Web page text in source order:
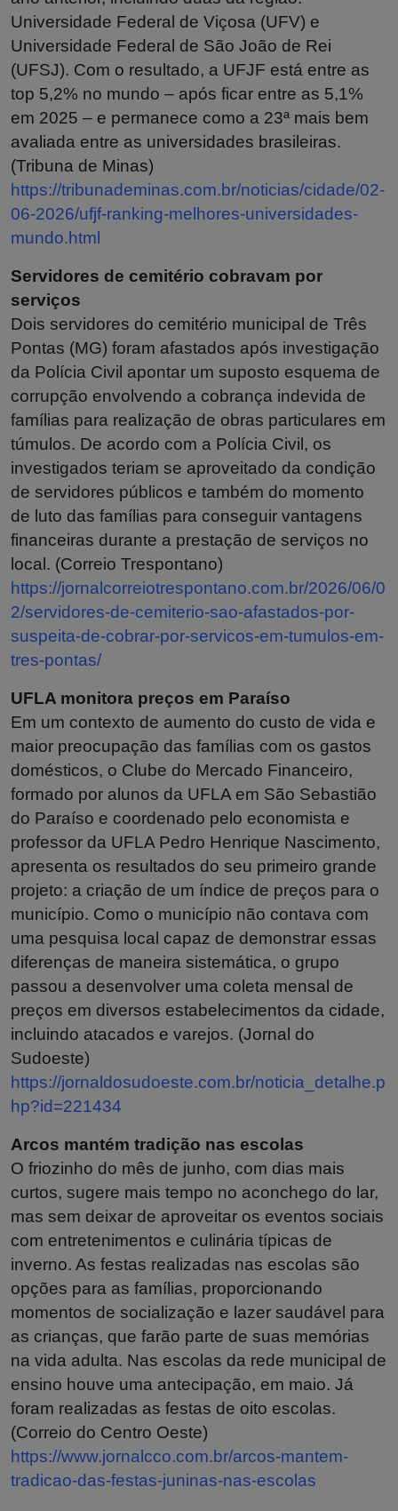
Universidade Federal de Viçosa (UFV) e
Universidade Federal de São João de Rei
(UFSJ). Com o resultado, a UFJF está entre as
top 5,2% no mundo – após ficar entre as 5,1%
em 2025 – e permanece como a 23ª mais bem
avaliada entre as universidades brasileiras.
(Tribuna de Minas)
https://tribunademinas.com.br/noticias/cidade/02-
06-2026/ufjf-ranking-melhores-universidades-
mundo.html
Servidores de cemitério cobravam por
serviços
Dois servidores do cemitério municipal de Três
Pontas (MG) foram afastados após investigação
da Polícia Civil apontar um suposto esquema de
corrupção envolvendo a cobrança indevida de
famílias para realização de obras particulares em
túmulos. De acordo com a Polícia Civil, os
investigados teriam se aproveitado da condição
de servidores públicos e também do momento
de luto das famílias para conseguir vantagens
financeiras durante a prestação de serviços no
local. (Correio Trespontano)
https://jornalcorreiotrespontano.com.br/2026/06/0
2/servidores-de-cemiterio-sao-afastados-por-
suspeita-de-cobrar-por-servicos-em-tumulos-em-
tres-pontas/
UFLA monitora preços em Paraíso
Em um contexto de aumento do custo de vida e
maior preocupação das famílias com os gastos
domésticos, o Clube do Mercado Financeiro,
formado por alunos da UFLA em São Sebastião
do Paraíso e coordenado pelo economista e
professor da UFLA Pedro Henrique Nascimento,
apresenta os resultados do seu primeiro grande
projeto: a criação de um índice de preços para o
município. Como o município não contava com
uma pesquisa local capaz de demonstrar essas
diferenças de maneira sistemática, o grupo
passou a desenvolver uma coleta mensal de
preços em diversos estabelecimentos da cidade,
incluindo atacados e varejos. (Jornal do
Sudoeste)
https://jornaldosudoeste.com.br/noticia_detalhe.p
hp?id=221434
Arcos mantém tradição nas escolas
O friozinho do mês de junho, com dias mais
curtos, sugere mais tempo no aconchego do lar,
mas sem deixar de aproveitar os eventos sociais
com entretenimentos e culinária típicas de
inverno. As festas realizadas nas escolas são
opções para as famílias, proporcionando
momentos de socialização e lazer saudável para
as crianças, que farão parte de suas memórias
na vida adulta. Nas escolas da rede municipal de
ensino houve uma antecipação, em maio. Já
foram realizadas as festas de oito escolas.
(Correio do Centro Oeste)
https://www.jornalcco.com.br/arcos-mantem-
tradicao-das-festas-juninas-nas-escolas